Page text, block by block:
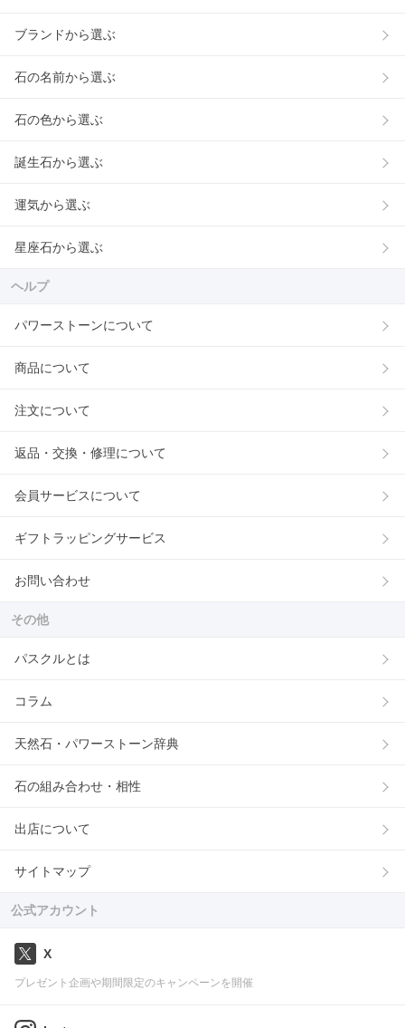
ブランドから選ぶ
石の名前から選ぶ
石の色から選ぶ
誕生石から選ぶ
運気から選ぶ
星座石から選ぶ
ヘルプ
パワーストーンについて
商品について
注文について
返品・交換・修理について
会員サービスについて
ギフトラッピングサービス
お問い合わせ
その他
パスクルとは
コラム
天然石・パワーストーン辞典
石の組み合わせ・相性
出店について
サイトマップ
公式アカウント
X
プレゼント企画や期間限定のキャンペーンを開催